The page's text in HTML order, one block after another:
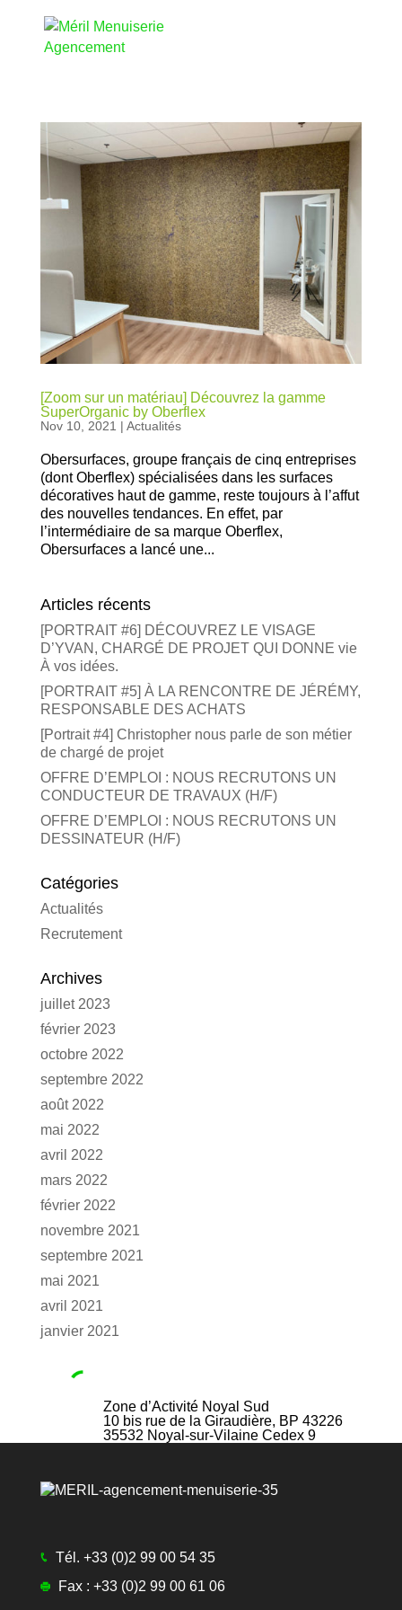
[Zoom sur un matériau] Découvrez la gamme
SuperOrganic by Oberflex
Nov 10, 2021 | Actualités
Obersurfaces, groupe français de cinq entreprises
(dont Oberflex) spécialisées dans les surfaces
décoratives haut de gamme, reste toujours à l’affut
des nouvelles tendances. En effet, par
l’intermédiaire de sa marque Oberflex,
Obersurfaces a lancé une...
Articles récents
[PORTRAIT #6] DÉCOUVREZ LE VISAGE
D’YVAN, CHARGÉ DE PROJET QUI DONNE vie
À vos idées.
[PORTRAIT #5] À LA RENCONTRE DE JÉRÉMY,
RESPONSABLE DES ACHATS
[Portrait #4] Christopher nous parle de son métier
de chargé de projet
OFFRE D’EMPLOI : NOUS RECRUTONS UN
CONDUCTEUR DE TRAVAUX (H/F)
OFFRE D’EMPLOI : NOUS RECRUTONS UN
DESSINATEUR (H/F)
Catégories
Actualités
Recrutement
Archives
juillet 2023
février 2023
octobre 2022
septembre 2022
août 2022
mai 2022
avril 2022
mars 2022
février 2022
novembre 2021
septembre 2021
mai 2021
avril 2021
janvier 2021
Zone d’Activité Noyal Sud
10 bis rue de la Giraudière, BP 43226
35532 Noyal-sur-Vilaine Cedex 9
Tél. +33 (0)2 99 00 54 35
Fax : +33 (0)2 99 00 61 06